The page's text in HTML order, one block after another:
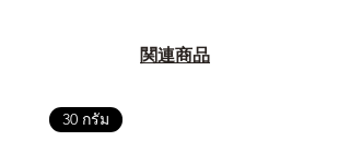
関連商品
30 กรัม